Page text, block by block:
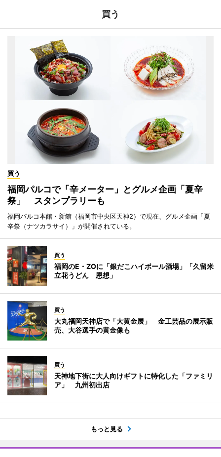
買う
買う
福岡パルコで「辛メーター」とグルメ企画「夏辛
祭」 スタンプラリーも
福岡パルコ本館・新館（福岡市中央区天神2）で現在、グルメ企画「夏
辛祭（ナツカラサイ）」が開催されている。
買う
福岡のE・ZOに「銀だこハイボール酒場」「久留米
立花うどん 恩想」
買う
大丸福岡天神店で「大黄金展」 金工芸品の展示販
売、大谷選手の黄金像も
買う
天神地下街に大人向けギフトに特化した「ファミリ
ア」 九州初出店
もっと見る